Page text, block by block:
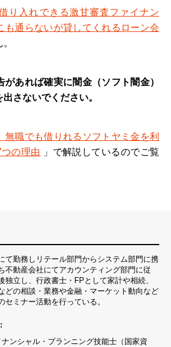
り入れできる激甘審査ファイナン
も通らないが貸してくれるローン会
あれば確実に闇金（ソフト闇金）
さないでください。
無職でも借りれるソフトヤミ金を利
の理由
」で解説しているのでご覧
て勤務しリテール部門からシステム部門に携
不動産会社にてアカウンティング部門に従
独立し、行政書士・FPとして家計や相続、
どの相談・業務や金融・マーケット動向など
セミナー活動を行っている。
ナンシャル・プランニング技能士（国家資